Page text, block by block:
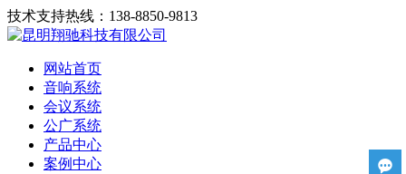
技术支持热线：138-8850-9813
网站首页
音响系统
会议系统
公广系统
产品中心
案例中心
